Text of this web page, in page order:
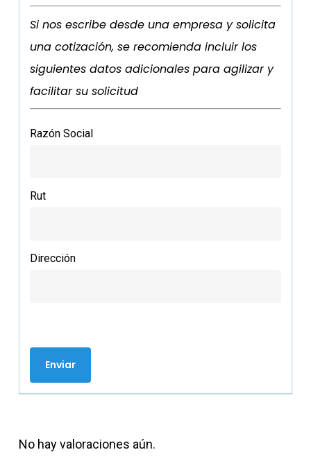
Si nos escribe desde una empresa y solicita
una cotización, se recomienda incluir los
siguientes datos adicionales para agilizar y
facilitar su solicitud
Razón Social
Rut
Dirección
No hay valoraciones aún.